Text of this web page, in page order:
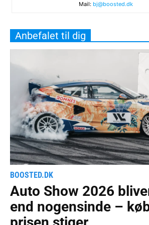
Mail: bj@boosted.dk